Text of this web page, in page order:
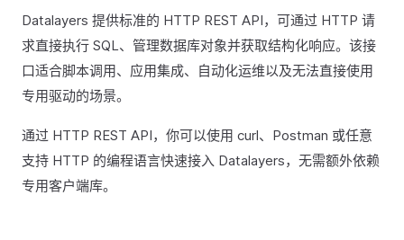
Datalayers 提供标准的 HTTP REST API，可通过 HTTP 请
求直接执行 SQL、管理数据库对象并获取结构化响应。该接
口适合脚本调用、应用集成、自动化运维以及无法直接使用
专用驱动的场景。
通过 HTTP REST API，你可以使用 curl、Postman 或任意
支持 HTTP 的编程语言快速接入 Datalayers，无需额外依赖
专用客户端库。